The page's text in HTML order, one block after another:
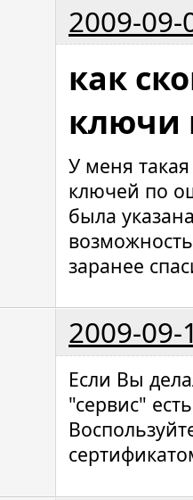
2009-09-
как
ключи
У меня
ключей по
была
заранее
2009-09-
Если Вы
"сервис"